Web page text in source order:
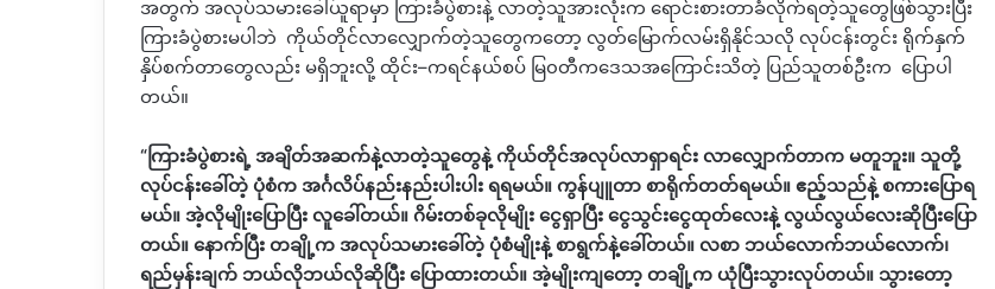
အတွက် အလုပ်သမားခေါ်ယူရာမှာ ကြားခံပွဲစားနဲ့ လာတဲ့သူအားလုံးက ရောင်းစားတာခံလိုက်ရတဲ့သူတွေဖြစ်သွားပြီး
ကြားခံပွဲစားမပါဘဲ ကိုယ်တိုင်လာလျှောက်တဲ့သူတွေကတော့ လွတ်မြောက်လမ်းရှိနိုင်သလို လုပ်ငန်းတွင်း ရိုက်နှက်
နှိပ်စက်တာတွေလည်း မရှိဘူးလို့ ထိုင်း–ကရင်နယ်စပ် မြ၀တီကဒေသအကြောင်းသိတဲ့ ပြည်သူတစ်ဦးက ပြောပါ
တယ်။
“ ကြားခံပွဲစားရဲ့ အချိတ်အဆက်နဲ့လာတဲ့သူတွေနဲ့ ကိုယ်တိုင်အလုပ်လာရှာရင်း လာလျှောက်တာက မတူဘူး။ သူတို့
လုပ်ငန်းခေါ်တဲ့ ပုံစံက အင်္ဂလိပ်နည်းနည်းပါးပါး ရရမယ်။ ကွန်ပျူတာ စာရိုက်တတ်ရမယ်။ ဧည့်သည်နဲ့ စကားပြောရ
မယ်။ အဲ့လိုမျိုးပြောပြီး လူခေါ်တယ်။ ဂိမ်းတစ်ခုလိုမျိုး ငွေရှာပြီး ငွေသွင်းငွေထုတ်လေးနဲ့ လွယ်လွယ်လေးဆိုပြီးပြော
တယ်။ နောက်ပြီး တချို့က အလုပ်သမားခေါ်တဲ့ ပုံစံမျိုးနဲ့ စာရွက်နဲ့ခေါ်တယ်။ လစာ ဘယ်လောက်ဘယ်လောက်၊
ရည်မှန်းချက် ဘယ်လိုဘယ်လိုဆိုပြီး ပြောထားတယ်။ အဲ့မျိုးကျတော့ တချို့က ယုံပြီးသွားလုပ်တယ်။ သွားတော့